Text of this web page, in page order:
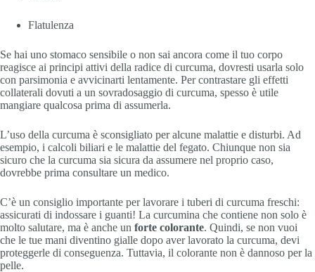
Flatulenza
Se hai uno stomaco sensibile o non sai ancora come il tuo corpo
reagisce ai principi attivi della radice di curcuma, dovresti usarla solo
con parsimonia e avvicinarti lentamente. Per contrastare gli effetti
collaterali dovuti a un sovradosaggio di curcuma, spesso è utile
mangiare qualcosa prima di assumerla.
L’uso della curcuma è sconsigliato per alcune malattie e disturbi. Ad
esempio, i calcoli biliari e le malattie del fegato. Chiunque non sia
sicuro che la curcuma sia sicura da assumere nel proprio caso,
dovrebbe prima consultare un medico.
C’è un consiglio importante per lavorare i tuberi di curcuma freschi:
assicurati di indossare i guanti! La curcumina che contiene non solo è
molto salutare, ma è anche un forte colorante. Quindi, se non vuoi
che le tue mani diventino gialle dopo aver lavorato la curcuma, devi
proteggerle di conseguenza. Tuttavia, il colorante non è dannoso per la
pelle.